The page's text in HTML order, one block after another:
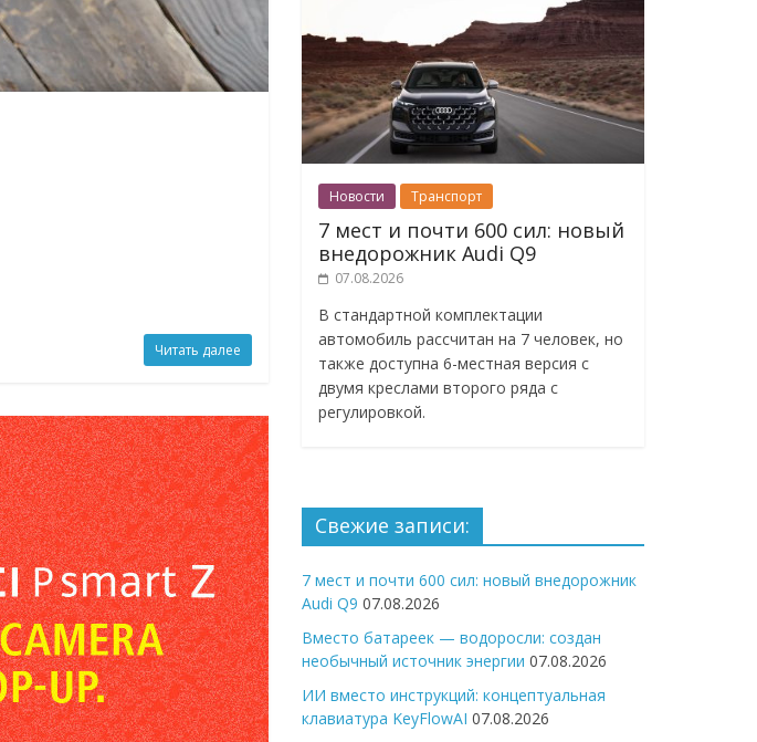
Читать далее
Новости Транспорт
7 мест и почти 600 сил: новый
внедорожник Audi Q9
07.08.2026
В стандартной комплектации
автомобиль рассчитан на 7 человек, но
также доступна 6-местная версия с
двумя креслами второго ряда с
регулировкой.
Свежие записи:
7 мест и почти 600 сил: новый внедорожник
Audi Q9 07.08.2026
Вместо батареек — водоросли: создан
необычный источник энергии 07.08.2026
ИИ вместо инструкций: концептуальная
клавиатура KeyFlowAI 07.08.2026